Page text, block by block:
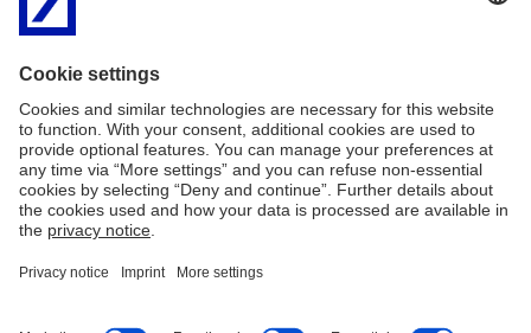
دبي، الإمارات العربية المتحدة
صندوق بريد 125126
دبي، الإمارات العربية المتحدة